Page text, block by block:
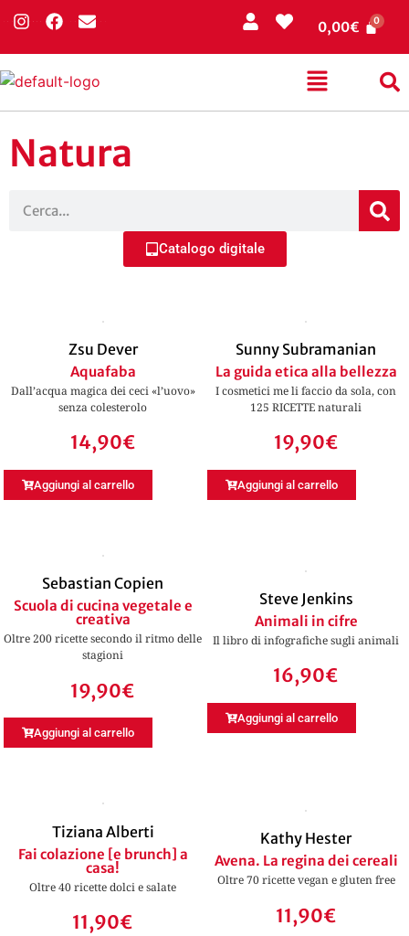
0,00€
Natura
Catalogo digitale
Zsu Dever
Aquafaba
Dall’acqua magica dei ceci «l’uovo»
senza colesterolo
14,90€
Aggiungi al carrello
Sunny Subramanian
La guida etica alla bellezza
I cosmetici me li faccio da sola, con
125 RICETTE naturali
19,90€
Aggiungi al carrello
Sebastian Copien
Scuola di cucina vegetale e
creativa
Oltre 200 ricette secondo il ritmo delle
stagioni
19,90€
Aggiungi al carrello
Steve Jenkins
Animali in cifre
Il libro di infografiche sugli animali
16,90€
Aggiungi al carrello
Tiziana Alberti
Fai colazione [e brunch] a
casa!
Oltre 40 ricette dolci e salate
11,90€
Kathy Hester
Avena. La regina dei cereali
Oltre 70 ricette vegan e gluten free
11,90€